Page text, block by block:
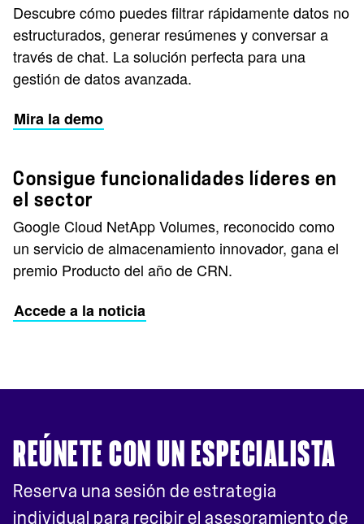
Descubre cómo puedes filtrar rápidamente datos no
estructurados, generar resúmenes y conversar a
través de chat. La solución perfecta para una
gestión de datos avanzada.
Mira la demo
Consigue funcionalidades líderes en
el sector
Google Cloud NetApp Volumes, reconocido como
un servicio de almacenamiento innovador, gana el
premio Producto del año de CRN.
Accede a la noticia
REÚNETE CON UN ESPECIALISTA
Reserva una sesión de estrategia
individual para recibir el asesoramiento de